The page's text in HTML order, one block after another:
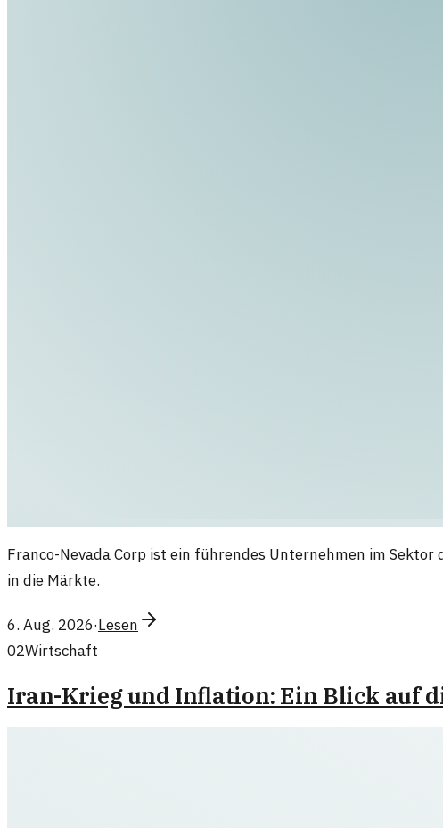
Franco-Nevada Corp ist ein führendes Unternehmen im
in die Märkte.
6. Aug. 2026·Lesen
02Wirtschaft
Iran-Krieg und Inflation: Ein Blick auf